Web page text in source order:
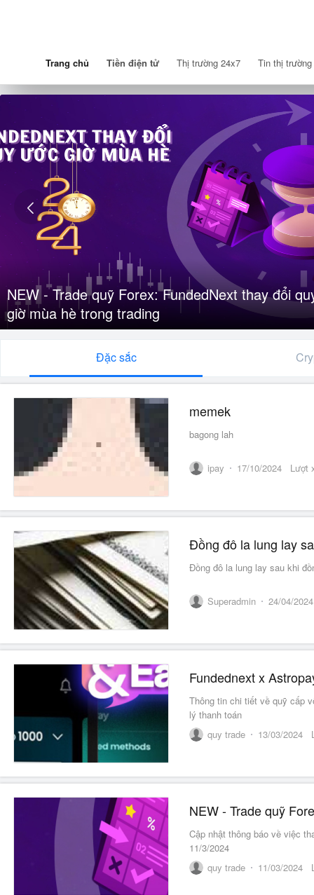
Trang chủ Tiền điện tử Thị trường 24x7 Tin thị trường
NEW - Trade quỹ Forex: FundedNext thay đổi
giờ mùa hè trong trading
Đặc sắc
memek
bagong lah
ipay 17/10/2024 Lượt
Đồng đô la lung lay sau khi
Superadmin 24/04/2024
Thông tin chi tiết về quỹ cấp
lý thanh toán
quy trade
13/03/2024
Cập nhật thông báo về việc
11/3/2024
quy trade
11/03/2024